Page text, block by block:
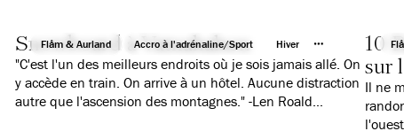
Flåm & Aurland Accro à l'adrénaline/Sport Hiver
Snowboard à Vatnahalsen
"C'est l'un des meilleurs endroits où je sois jamais allé. On
y accède en train. On arrive à un hôtel. Aucune distraction
autre que l'ascension des montagnes." -Len Roald
10
sur
Il ne